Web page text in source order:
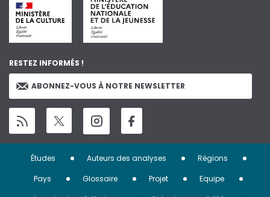
RESTEZ INFORMÉS !
ABONNEZ-VOUS À NOTRE NEWSLETTER
Menu
Pied
Études Auteurs des analyses
Régions
Pays
Glossaire Projet
Equipe